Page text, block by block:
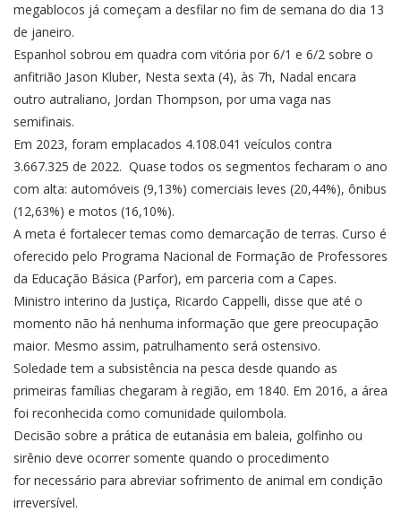
megablocos já começam a desfilar no fim de semana do dia 13
de janeiro.
Espanhol sobrou em quadra com vitória por 6/1 e 6/2 sobre o
anfitrião Jason Kluber, Nesta sexta (4), às 7h, Nadal encara
outro autraliano, Jordan Thompson, por uma vaga nas
semifinais.
Em 2023, foram emplacados 4.108.041 veículos contra
3.667.325 de 2022. Quase todos os segmentos fecharam o ano
com alta: automóveis (9,13%) comerciais leves (20,44%), ônibus
(12,63%) e motos (16,10%).
A meta é fortalecer temas como demarcação de terras. Curso é
oferecido pelo Programa Nacional de Formação de Professores
da Educação Básica (Parfor), em parceria com a Capes.
Ministro interino da Justiça, Ricardo Cappelli, disse que até o
momento não há nenhuma informação que gere preocupação
maior. Mesmo assim, patrulhamento será ostensivo.
Soledade tem a subsistência na pesca desde quando as
primeiras famílias chegaram à região, em 1840. Em 2016, a área
foi reconhecida como comunidade quilombola.
Decisão sobre a prática de eutanásia em baleia, golfinho ou
sirênio deve ocorrer somente quando o procedimento
for necessário para abreviar sofrimento de animal em condição
irreversível.